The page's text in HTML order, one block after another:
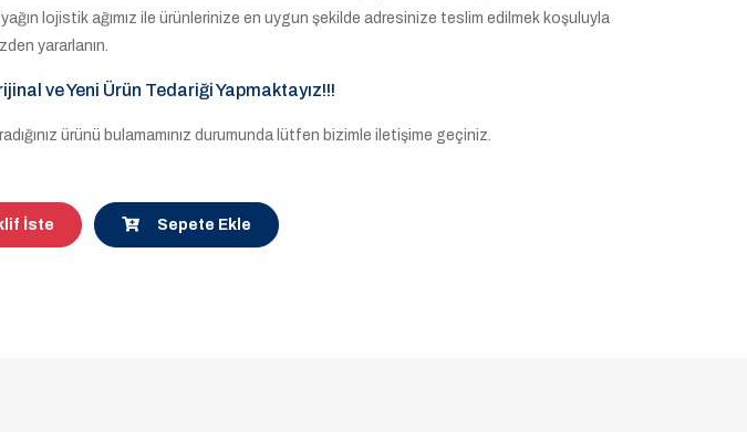
lojistik ağımız ile ürünlerinize en uygun şekilde adresinize teslim edilmek koşuluyla
yararlanın.
ve Yeni Ürün Tedariği Yapmaktayız!!!
ürünü bulamamınız durumunda lütfen bizimle iletişime geçiniz.
İste Sepete Ekle